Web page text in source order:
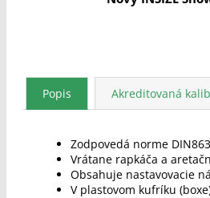
Popis Akreditovaná
Zodpovedá norme
Vrátane rapkáča a
Obsahuje nastavovacie
V plastovom kufríku